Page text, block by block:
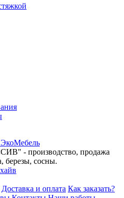
- производство, продажа
березы, сосны.
Доставка и оплата Как заказать?